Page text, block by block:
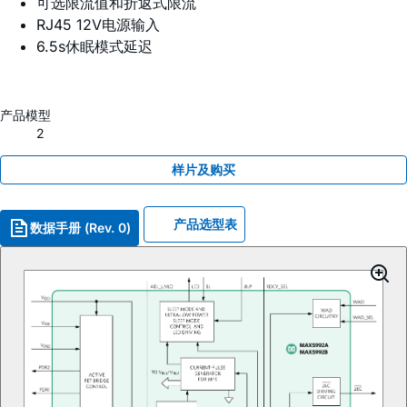
RJ45 12V电源输入
6.5s休眠模式延迟
产品模型
2
样片及购买
数据手册 (Rev. 0) 产品选型表